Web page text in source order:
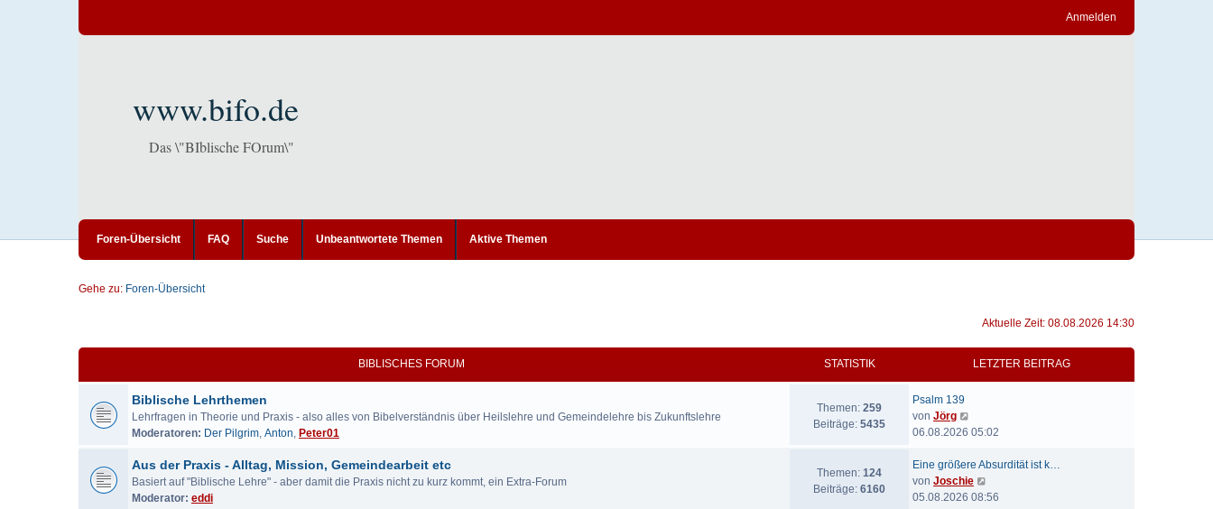
Anmelden
www.bifo.de
Das \"BIblische FOrum\"
Foren-Übersicht FAQ Suche Unbeantwortete Themen Aktive Themen
Gehe zu: Foren-Übersicht
Aktuelle Zeit: 08.08.2026 14:30
BIBLISCHES FORUM STATISTIK LETZTER BEITRAG
Biblische Lehrthemen
Lehrfragen in Theorie und Praxis - also alles von Bibelverständnis über Heilslehre und Gemeindelehre bis Zukunftslehre
Moderatoren: Der Pilgrim, Anton, Peter01
Themen: 259
Beiträge: 5435
Psalm 139
von Jörg
e
e
s
t
06.08.2026 05:02
Aus der Praxis - Alltag, Mission, Gemeindearbeit etc
Basiert auf "Biblische Lehre" - aber damit die Praxis nicht zu kurz kommt, ein Extra-Forum
Moderator: eddi
Themen: 124
Beiträge: 6160
Eine größere Absurdität ist k…
von Joschie
e
05.08.2026 08:56